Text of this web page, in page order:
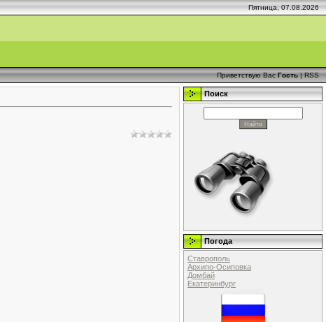
Пятница, 07.08.2026
Приветствую Вас Гость|RSS
Поиск
Погода
Ставрополь
Архипо-Осиповка
Домбай
Екатеринбург